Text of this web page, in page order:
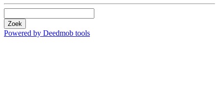
Zoek
Powered by Deedmob tools